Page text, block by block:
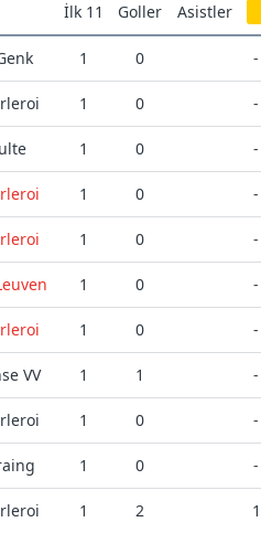
İlk 11 Goller Asistler
1 0 -
1 0 -
1 0 -
1 0 -
1 0 -
1 0 -
1 0 -
VV 1 1 -
1 0 -
1 0 -
1 2 1